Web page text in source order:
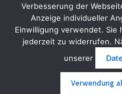
© FunShop Wien -
Datenschutzerklärung
Verbesserung der
Anzeige individueller
Einwilligung verwendet. Sie
jederzeit zu widerrufen.
unserer
Verwendung